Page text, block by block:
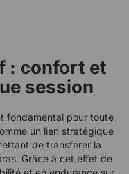
: confort et
session
fondamental pour toute
un lien stratégique
de transférer la
Grâce à cet effet de